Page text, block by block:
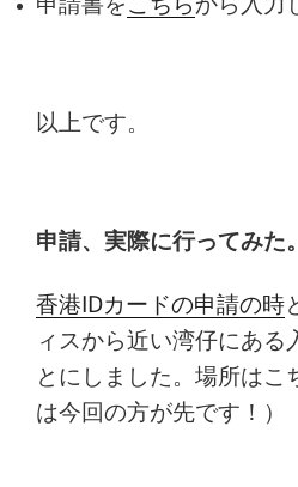
以上です。
申請、実際に行ってみた。
香港IDカードの申請の時
ィスから近い湾仔にある
とにしました。場所はこ
は今回の方が先です！）